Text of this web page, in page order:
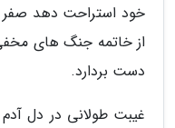
خود استراحت دهد
از خاتمه جنگ های
دست بردارد.
غیبت طولانی در دل